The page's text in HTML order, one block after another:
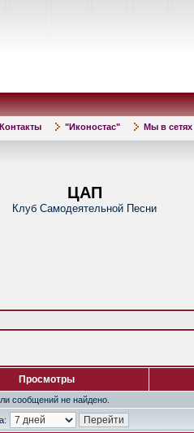
Контакты "Иконостас" Мы в сетях
ЦАП
Клуб Самодеятельной Песни
Просмотры
сообщений не найдено.